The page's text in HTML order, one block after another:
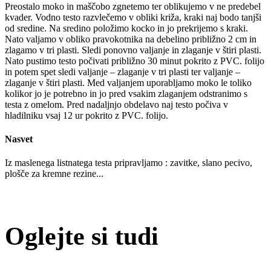
Preostalo moko in maščobo zgnetemo ter oblikujemo v ne predebel
kvader. Vodno testo razvlečemo v obliki križa, kraki naj bodo tanjši
od sredine. Na sredino položimo kocko in jo prekrijemo s kraki.
Nato valjamo v obliko pravokotnika na debelino približno 2 cm in
zlagamo v tri plasti. Sledi ponovno valjanje in zlaganje v štiri plasti.
Nato pustimo testo počivati približno 30 minut pokrito z PVC. folijo
in potem spet sledi valjanje – zlaganje v tri plasti ter valjanje –
zlaganje v štiri plasti. Med valjanjem uporabljamo moko le toliko
kolikor jo je potrebno in jo pred vsakim zlaganjem odstranimo s
testa z omelom. Pred nadaljnjo obdelavo naj testo počiva v
hladilniku vsaj 12 ur pokrito z PVC. folijo.
Nasvet
Iz maslenega listnatega testa pripravljamo : zavitke, slano pecivo,
plošče za kremne rezine...
Oglejte si tudi